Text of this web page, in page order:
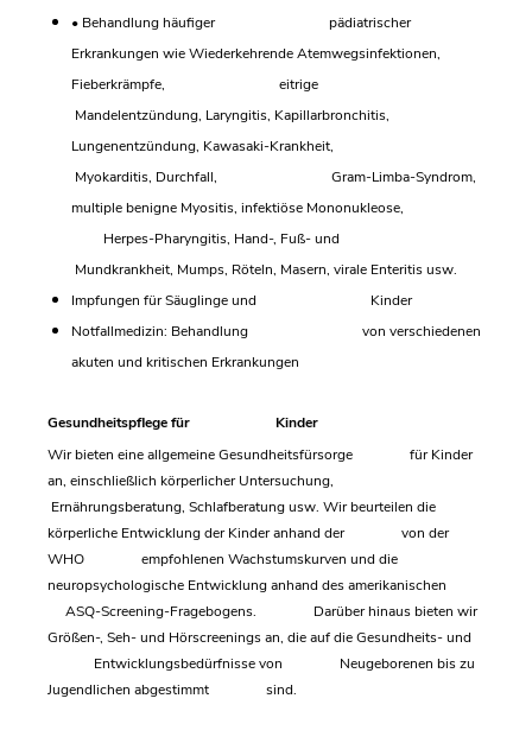
• Behandlung häufiger pädiatrischer
Erkrankungen wie Wiederkehrende Atemwegsinfektionen,
Fieberkrämpfe, eitrige
Mandelentzündung, Laryngitis, Kapillarbronchitis,
Lungenentzündung, Kawasaki-Krankheit,
Myokarditis, Durchfall, Gram-Limba-Syndrom,
multiple benigne Myositis, infektiöse Mononukleose,
Herpes-Pharyngitis, Hand-, Fuß- und
Mundkrankheit, Mumps, Röteln, Masern, virale Enteritis usw.
Impfungen für Säuglinge und Kinder
Notfallmedizin: Behandlung von verschiedenen
akuten und kritischen Erkrankungen
Gesundheitspflege für Kinder
Wir bieten eine allgemeine Gesundheitsfürsorge für Kinder
an, einschließlich körperlicher Untersuchung,
Ernährungsberatung, Schlafberatung usw. Wir beurteilen die
körperliche Entwicklung der Kinder anhand der von der
WHO empfohlenen Wachstumskurven und die
neuropsychologische Entwicklung anhand des amerikanischen
ASQ-Screening-Fragebogens. Darüber hinaus bieten wir
Größen-, Seh- und Hörscreenings an, die auf die Gesundheits- und
Entwicklungsbedürfnisse von Neugeborenen bis zu
Jugendlichen abgestimmt sind.